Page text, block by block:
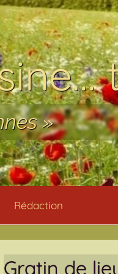
»
Rédaction
Gratin de